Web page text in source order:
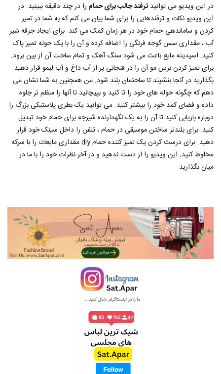
در این ویدیو می توانید ترفند جالب برای حمام را در چند دقیقه ببینید. در
این ویدیو نکات و ترفندهایی را برای شما بیان می کنم که به شما در تمیز
کردن و ساماندهی حمام خود در هر زمان کمک می کند. برای ایجاد جرقه شیر
آب ، مقداری سس گوجه فرنگی را اضافه کرده و آن را با یک حوله تمیز پاک
کنید. اسیدیته مایع باعث می شود سنگ آهک و تمام ساخت آن از بین برود.
برای تمیز کردن برس مو آن را در فنجانی پر از آب داغ و آب لیمو قرار دهید.
بگذارید در آنجا بنشیند تا ساختمان بلند شود. من همچنین به شما نشان می
دهم که چگونه حوله های خود را تا کنید و بپیچانید تا آنها را منظم تر جلوه
داده و فضای کمد خود را بیشتر کنید. می توانید یک بطری پلاستیکی بزرگ را
دوباره بازیابی کنید تا آن را به یک نگهدارنده شیرجه برای حمام خود تبدیل
کنید. برای بلندتر ساختن موسیقی در حمام ، تلفن را داخل سینک خود قرار
دهید. برای درست کردن یک تمیز کننده حمام diy مقداری مایعات را با سرکه
مخلوط کنید. این ویدیو را از دست ندهید و در آخر نظرات خود را با ما در
میان بگذارید.